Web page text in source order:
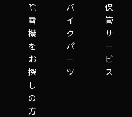
除
雪
機
を
お
探
し
の
方
バ
イ
ク
パ
ー
ツ
保
管
サ
ー
ビ
ス